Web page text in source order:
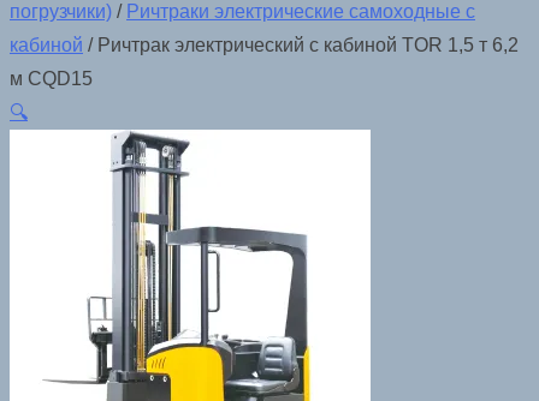
погрузчики) / Ричтраки электрические самоходные с
кабиной / Ричтрак электрический с кабиной TOR 1,5 т 6,2
м CQD15
🔍